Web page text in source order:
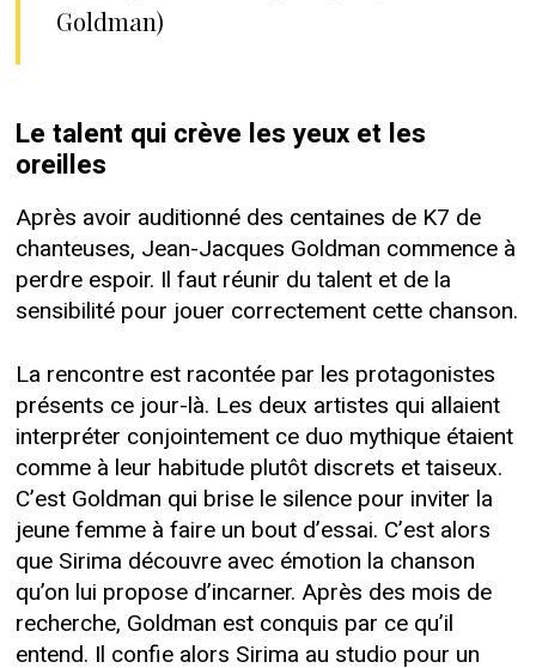
Goldman)
Le talent qui crève les yeux et les
oreilles
Après avoir auditionné des centaines de K7 de
chanteuses, Jean-Jacques Goldman commence à
perdre espoir. Il faut réunir du talent et de la
sensibilité pour jouer correctement cette chanson.
La rencontre est racontée par les protagonistes
présents ce jour-là. Les deux artistes qui allaient
interpréter conjointement ce duo mythique étaient
comme à leur habitude plutôt discrets et taiseux.
C’est Goldman qui brise le silence pour inviter la
jeune femme à faire un bout d’essai. C’est alors
que Sirima découvre avec émotion la chanson
qu’on lui propose d’incarner. Après des mois de
recherche, Goldman est conquis par ce qu’il
entend. Il confie alors Sirima au studio pour un